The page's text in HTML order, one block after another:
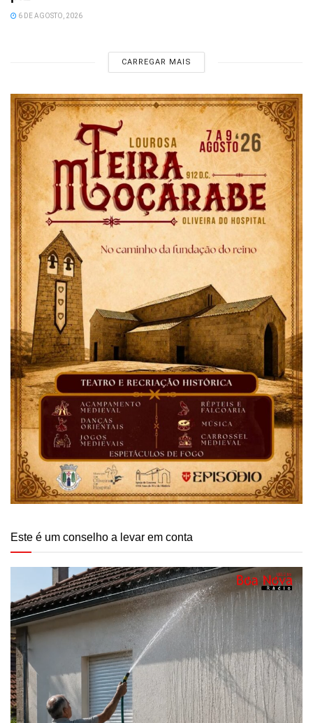
6 DE AGOSTO, 2026
CARREGAR MAIS
Este é um conselho a levar em conta